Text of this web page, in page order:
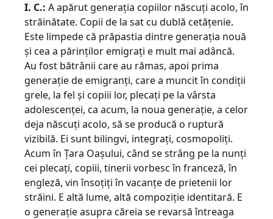
I. C.: A apărut generația copiilor născuți acolo, în
străinătate. Copii de la sat cu dublă cetățenie.
Este limpede că prăpastia dintre generația nouă
și cea a părinților emigrați e mult mai adâncă.
Au fost bătrânii care au rămas, apoi prima
generație de emigranți, care a muncit în condiții
grele, la fel și copiii lor, plecați pe la vârsta
adolescenței, ca acum, la noua generație, a celor
deja născuți acolo, să se producă o ruptură
vizibilă. Ei sunt bilingvi, integrați, cosmopoliți.
Acum în Țara Oașului, când se strâng pe la nunți
cei plecați, copiii, tinerii vorbesc în franceză, în
engleză, vin însoțiți în vacanțe de prietenii lor
străini. E altă lume, altă compoziție identitară. E
o generație asupra căreia se revarsă întreaga